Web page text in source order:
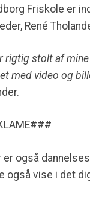
Friskole er
René
rigtig stolt af
med video og
er også
også vise i det